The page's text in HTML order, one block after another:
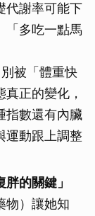
代謝率可能下
「多吃一點馬
別被「體重快
正的變化，
指數還有內臟
運動跟上調整
的關鍵」
物）讓她知